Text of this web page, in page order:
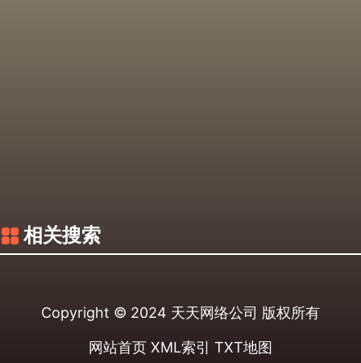
相关搜索
Copyright © 2024 天天网络公司 版权所有
网站首页 XML索引 TXT地图